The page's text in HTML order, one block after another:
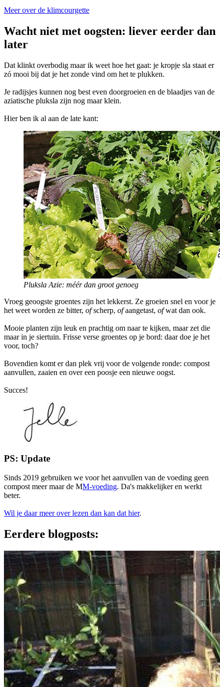
Meer over de klimcourgette
Wacht niet met oogsten: liever eerder dan
later
Dat klinkt overbodig maar ik weet hoe het gaat: je kropje sla staat er
zó mooi bij dat je het zonde vind om het te plukken.
Je radijsjes kunnen nog best even doorgroeien en de blaadjes van de
aziatische pluksla zijn nog maar klein.
Hier ben ik al aan de late kant:
Pluksla Azie: méér dan groot genoeg
Vroeg geoogste groentes zijn het lekkerst. Ze groeien snel en voor je
het weet worden ze bitter, ofscherp, ofaangetast, ofwat dan ook.
Mooie planten zijn leuk en prachtig om naar te kijken, maar zet die
maar in je siertuin. Frisse verse groentes op je bord: daar doe je het
voor, toch?
Bovendien komt er dan plek vrij voor de volgende ronde: compost
aanvullen, zaaien en over een poosje een nieuwe oogst.
Succes!
PS: Update
Sinds 2019 gebruiken we voor het aanvullen van de voeding geen
compost meer maar de MM-voeding. Da's makkelijker en werkt
beter.
Wil je daar meer over lezen dan kan dat hier.
Eerdere blogposts: